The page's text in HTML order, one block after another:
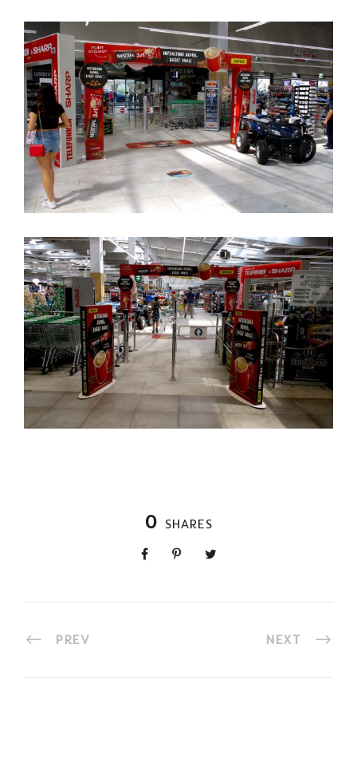
0 SHARES
PREV NEXT